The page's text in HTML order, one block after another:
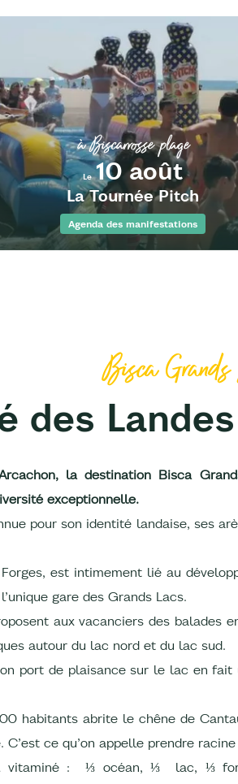
à Biscarrosse plage
Le10 août
La Tournée Pitch
Agenda des manifestations
Bisca
des Landes
la destination Bisca
exceptionnelle.
pour son identité landaise, ses
est intimement lié au
gare des Grands Lacs.
aux vacanciers des balades
autour du lac nord et du lac sud.
port de plaisance sur le lac en fait
habitants abrite le chêne de
ce qu’on appelle prendre racine
vitaminé : ⅓ océan, ⅓ lac, ⅓